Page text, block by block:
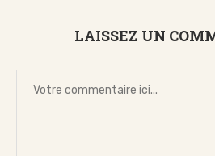
LAISSEZ UN